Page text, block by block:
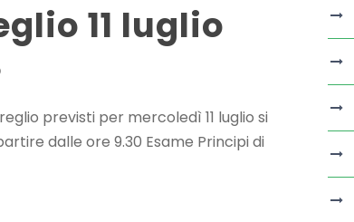
11 luglio
previsti per mercoledì 11 luglio si
dalle ore 9.30 Esame Principi di